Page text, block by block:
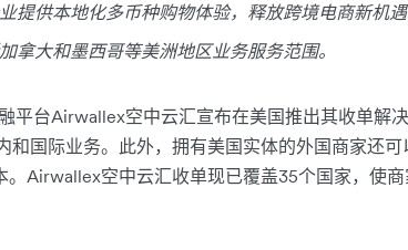
供本地化多币种购物体验，释放跨境电商新机遇
大和墨西哥等美洲地区业务服务范围。
平台Airwallex空中云汇宣布在美国推出其收单解
国际业务。此外，拥有美国实体的外国商家还
Airwallex空中云汇收单现已覆盖35个国家，使